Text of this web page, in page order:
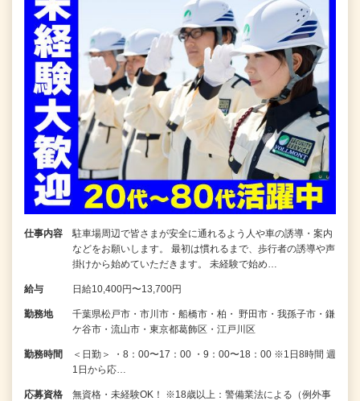
仕事内容
駐車場周辺で皆さまが安全に通れるよう人や車の誘導・案内
などをお願いします。 最初は慣れるまで、歩行者の誘導や声
掛けから始めていただきます。 未経験で始め…
給与 日給10,400円〜13,700円
勤務地
千葉県松戸市・市川市・船橋市・柏・ 野田市・我孫子市・鎌
ケ谷市・流山市・東京都葛飾区・江戸川区
勤務時間
＜日勤＞ ・8：00〜17：00 ・9：00〜18：00 ※1日8時間 週
1日から応…
応募資格
無資格・未経験OK！ ※18歳以上：警備業法による（例外事